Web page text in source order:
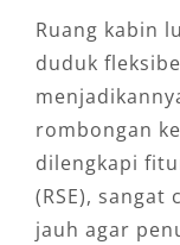
Ruang kabin
duduk
rombongan
dilengkapi
(RSE),
jauh agar